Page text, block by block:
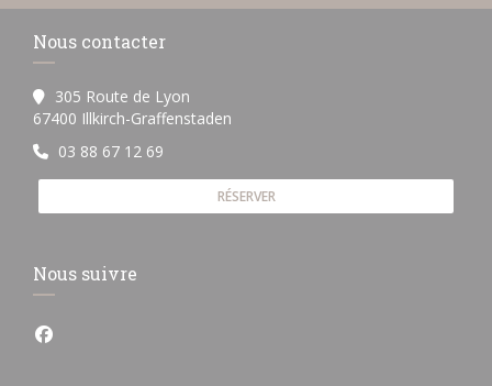
Nous contacter
305 Route de Lyon
67400 Illkirch-Graffenstaden
03 88 67 12 69
RÉSERVER
Nous suivre
Facebook ((ouvre une nouvelle fenêtre))